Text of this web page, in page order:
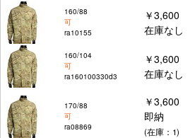
160/88
可
ra10155
￥3,600
在庫なし
160/104
可
ra160100330d3
￥3,600
在庫なし
170/88
可
ra08869
￥3,600
即納
(在庫：1)